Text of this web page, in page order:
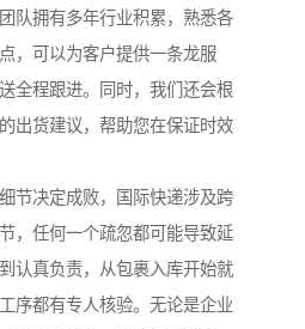
队拥有多年行业积累，熟悉各
，可以为客户提供一条龙服
全程跟进。同时，我们还会根
出货建议，帮助您在保证时效
节决定成败，国际快递涉及跨
，任何一个疏忽都可能导致延
认真负责，从包裹入库开始就
序都有专人核验。无论是企业